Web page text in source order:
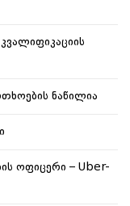
ნაწილია
ოფიცერი – Uber-